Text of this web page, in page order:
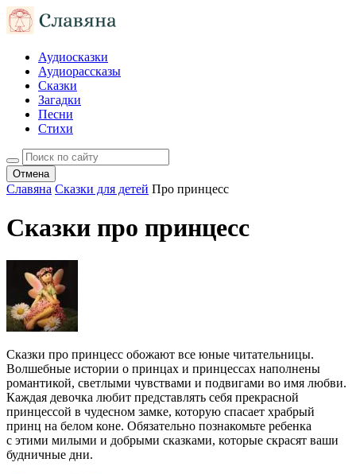
Аудиосказки
Аудиорассказы
Сказки
Загадки
Песни
Стихи
Отмена
Славяна Сказки для детей Про принцесс
Сказки про принцесс
Сказки про принцесс обожают все юные читательницы.
Волшебные истории о принцах и принцессах наполнены
романтикой, светлыми чувствами и подвигами во имя любви.
Каждая девочка любит представлять себя прекрасной
принцессой в чудесном замке, которую спасает храбрый
принц на белом коне. Обязательно познакомьте ребенка
с этими милыми и добрыми сказками, которые скрасят ваши
будничные дни.